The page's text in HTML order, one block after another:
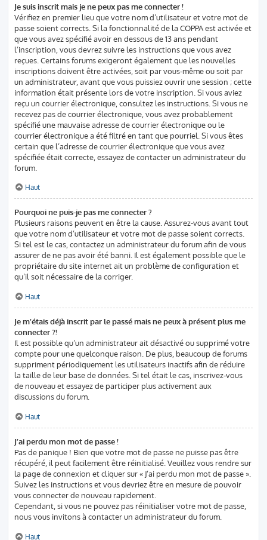
Je suis inscrit mais je ne peux pas me connecter !
Vérifiez en premier lieu que votre nom d’utilisateur et votre mot de
passe soient corrects. Si la fonctionnalité de la COPPA est activée et
que vous avez spécifié avoir en dessous de 13 ans pendant
l’inscription, vous devrez suivre les instructions que vous avez
reçues. Certains forums exigeront également que les nouvelles
inscriptions doivent être activées, soit par vous-même ou soit par
un administrateur, avant que vous puissiez ouvrir une session ; cette
information était présente lors de votre inscription. Si vous aviez
reçu un courrier électronique, consultez les instructions. Si vous ne
recevez pas de courrier électronique, vous avez probablement
spécifié une mauvaise adresse de courrier électronique ou le
courrier électronique a été filtré en tant que pourriel. Si vous êtes
certain que l’adresse de courrier électronique que vous avez
spécifiée était correcte, essayez de contacter un administrateur du
forum.
Haut
Pourquoi ne puis-je pas me connecter ?
Plusieurs raisons peuvent en être la cause. Assurez-vous avant tout
que votre nom d’utilisateur et votre mot de passe soient corrects.
Si tel est le cas, contactez un administrateur du forum afin de vous
assurer de ne pas avoir été banni. Il est également possible que le
propriétaire du site internet ait un problème de configuration et
qu’il soit nécessaire de la corriger.
Haut
Je m’étais déjà inscrit par le passé mais ne peux à présent plus me
connecter ?!
Il est possible qu’un administrateur ait désactivé ou supprimé votre
compte pour une quelconque raison. De plus, beaucoup de forums
suppriment périodiquement les utilisateurs inactifs afin de réduire
la taille de leur base de données. Si tel était le cas, inscrivez-vous
de nouveau et essayez de participer plus activement aux
discussions du forum.
Haut
J’ai perdu mon mot de passe !
Pas de panique ! Bien que votre mot de passe ne puisse pas être
récupéré, il peut facilement être réinitialisé. Veuillez vous rendre sur
la page de connexion et cliquer sur « J’ai perdu mon mot de passe ».
Suivez les instructions et vous devriez être en mesure de pouvoir
vous connecter de nouveau rapidement.
Cependant, si vous ne pouvez pas réinitialiser votre mot de passe,
nous vous invitons à contacter un administrateur du forum.
Haut